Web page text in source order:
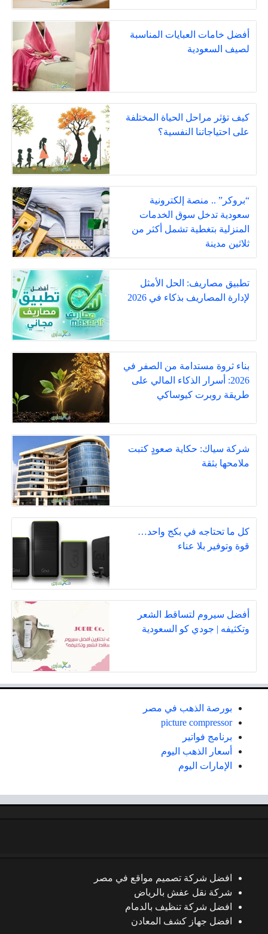
أفضل خامات العبايات المناسبة
لصيف السعودية
كيف تؤثر مراحل الحياة المختلفة
على احتياجاتنا النفسية؟
“بروكر” .. منصة إلكترونية
سعودية تدخل سوق الخدمات
المنزلية بتغطية تشمل أكثر من
ثلاثين مدينة
تطبيق مصاريف: الحل الأمثل
لإدارة المصاريف بذكاء في 2026
بناء ثروة مستدامة من الصفر في
2026: أسرار الذكاء المالي على
طريقة روبرت كيوساكي
شركة سياك: حكاية صعودٍ كتبت
ملامحها بثقة
كل ما تحتاجه في بكج واحد…
قوة وتوفير بلا عناء
أفضل سيروم لتساقط الشعر
وتكثيفه | جودي كو السعودية
بورصة الذهب في مصر
picture compressor
برنامج فواتير
أسعار الذهب اليوم
الإمارات اليوم
افضل شركة تصميم مواقع في مصر
شركة نقل عفش بالرياض
افضل شركة تنظيف بالدمام
افضل جهاز كشف المعادن